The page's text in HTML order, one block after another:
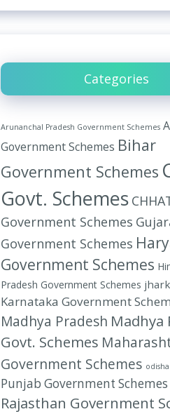
Categories
Arunanchal Pradesh Government Schemes
Government Schemes Bihar
Government Schemes
Govt. Schemes
Government Schemes
Government Schemes
Government Schemes
Pradesh Government Schemes
Karnataka Government
Madhya Pradesh Madhya
Govt. Schemes
Government Schemes odisha
Punjab Government Schemes
Rajasthan Government